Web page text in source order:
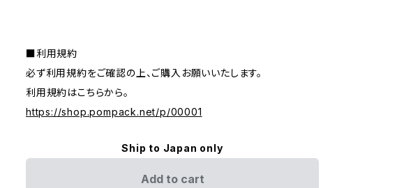
■利用規約
必ず利用規約をご確認の上、ご購入お願いいたします。
利用規約はこちらから。
https://shop.pompack.net/p/00001
Ship to Japan only
Add to cart